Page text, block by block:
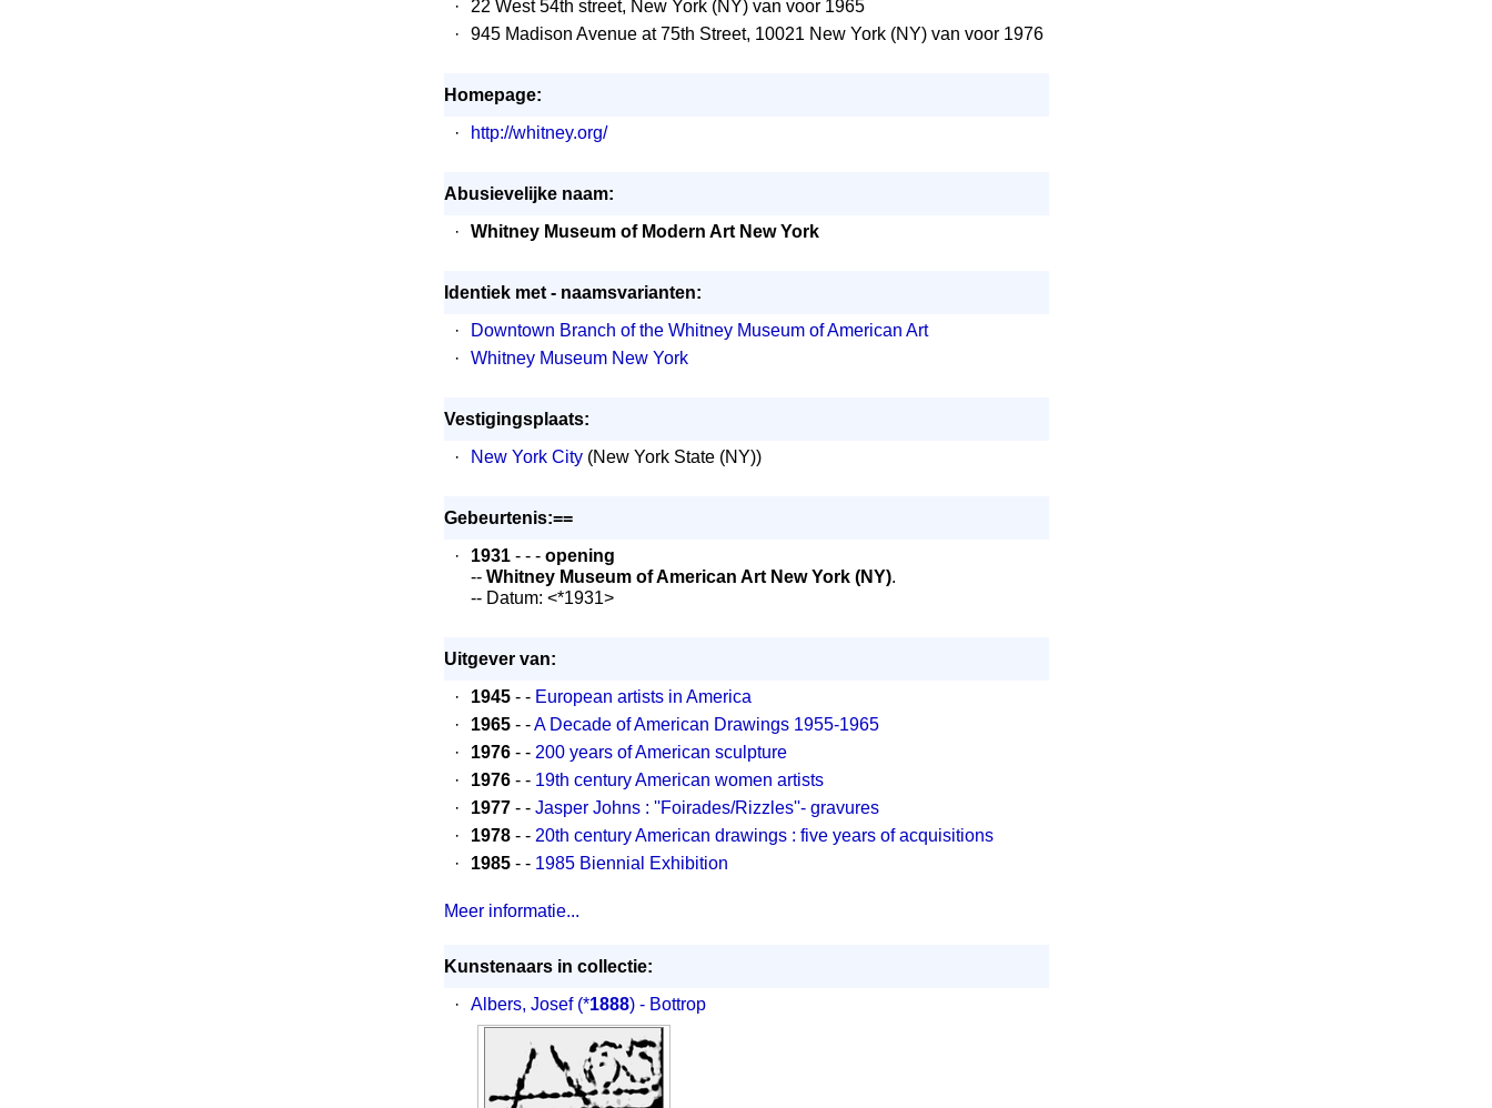
·
22 West 54th street, New York (NY) van voor 1965
·
945 Madison Avenue at 75th Street, 10021 New York (NY) van voor 1976
Homepage:
·
http://whitney.org/
Abusievelijke naam:
·
Whitney Museum of Modern Art New York
Identiek met - naamsvarianten:
·
Downtown Branch of the Whitney Museum of American Art
·
Whitney Museum New York
Vestigingsplaats:
·
New York City(New York State (NY))
Gebeurtenis:==
·
1931- - - opening
-- Whitney Museum of American Art New York (NY).
-- Datum: <*1931>
Uitgever van:
·
1945- - European artists in America
·
1965- -A Decade of American Drawings 1955-1965
·
1976- - 200 years of American sculpture
·
1976- - 19th century American women artists
·
1977- - Jasper Johns : ''Foirades/Rizzles''- gravures
·
1978- - 20th century American drawings : five years of acquisitions
·
1985- - 1985 Biennial Exhibition
Meer informatie...
Kunstenaars in collectie:
·
Albers, Josef (*1888) - Bottrop